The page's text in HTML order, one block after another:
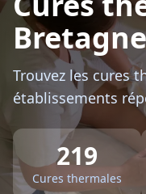
Bretagne
Trouvez les cures
établissements
219
Cures thermales